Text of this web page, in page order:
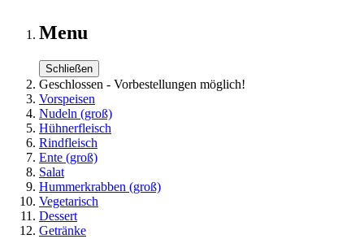
Menu
Schließen
Geschlossen - Vorbestellungen möglich!
Vorspeisen
Nudeln (groß)
Hühnerfleisch
Rindfleisch
Ente (groß)
Salat
Hummerkrabben (groß)
Vegetarisch
Dessert
Getränke